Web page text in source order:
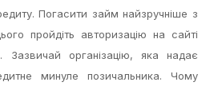
Погасити займ найзручніше з
пройдіть авторизацію на сайті
організацію, яка надає
минуле позичальника. Чому